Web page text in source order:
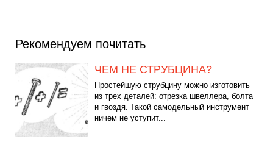
Рекомендуем почитать
ЧЕМ НЕ СТРУБЦИНА?
Простейшую струбцину можно изготовить
из трех деталей: отрезка швеллера, болта
и гвоздя. Такой самодельный инструмент
ничем не уступит...